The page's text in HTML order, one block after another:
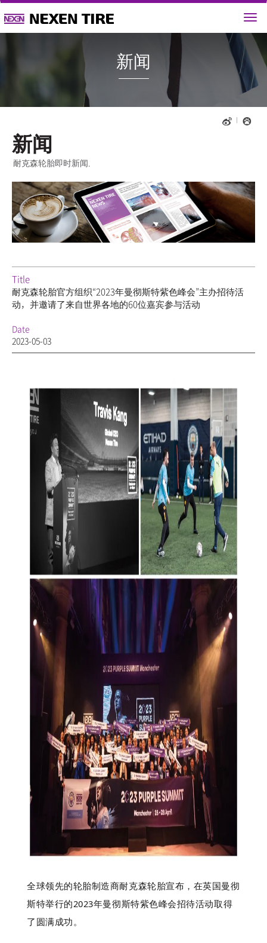
新闻
新闻
耐克森轮胎即时新闻.
Title
耐克森轮胎官方组织“2023年曼彻斯特紫色峰会”主办招待活
动，并邀请了来自世界各地的60位嘉宾参与活动
Date
2023-05-03
全球领先的轮胎制造商耐克森轮胎宣布，在英国曼彻
斯特举行的2023年曼彻斯特紫色峰会招待活动取得
了圆满成功。